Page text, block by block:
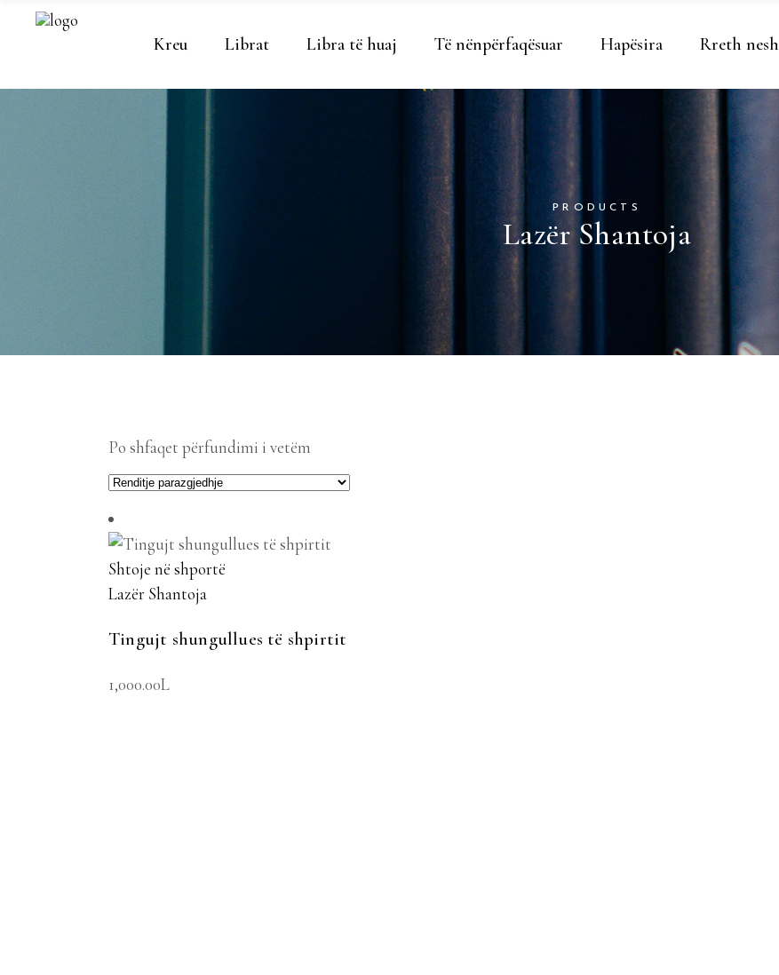
Kreu Librat Libra të huaj Të nënpërfaqësuar Hapësira Rreth nesh
PRODUCTS
Lazër Shantoja
Po shfaqet përfundimi i vetëm
Shtoje në shportë
Lazër Shantoja
Tingujt shungullues të shpirtit
1,000.00L